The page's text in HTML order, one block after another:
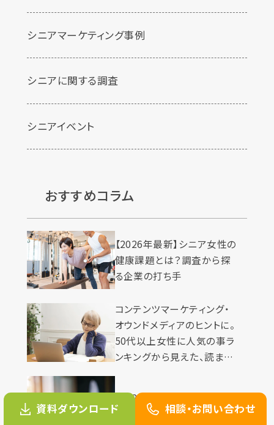
資料ダウンロード 相談・お問い合わせ
シニアマーケティング事例
シニアに関する調査
シニアイベント
おすすめコラム
【2026年最新】シニア女性の
健康課題とは？調査から探
る企業の打ち手
コンテンツマーケティング・
オウンドメディアのヒントに。
50代以上女性に人気の事ラ
ンキングから見えた、読まれ
【2026年最新】雑誌広告の
特長と媒体選びのポイント